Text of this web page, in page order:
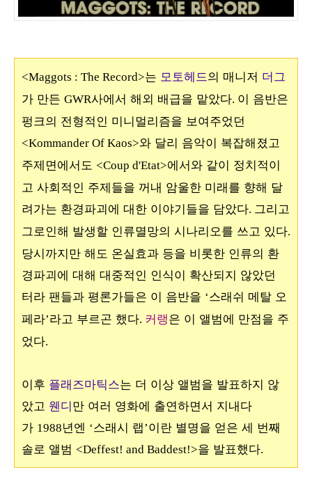
<Maggots : The Record>는 모토헤드의 매니저 더그
가 만든 GWR사에서 해외 배급을 맡았다. 이 음반은
펑크의 전형적인 미니멀리즘을 보여주었던
<Kommander Of Kaos>와 달리 음악이 복잡해졌고
주제면에서도 <Coup d'Etat>에서와 같이 정치적이
고 사회적인 주제들을 꺼내 암울한 미래를 향해 달
려가는 환경파괴에 대한 이야기들을 담았다. 그리고
그로인해 발생할 인류멸망의 시나리오를 쓰고 있다.
당시까지만 해도 온실효과 등을 비롯한 인류의 환
경파괴에 대해 대중적인 인식이 확산되지 않았던
터라 팬들과 평론가들은 이 음반을 ‘스래쉬 메탈 오
페라’라고 부르곤 했다. 커랭은 이 앨범에 만점을 주
었다.
이후 플래즈마틱스는 더 이상 앨범을 발표하지 않
았고 웬디만 여러 영화에 출연하면서 지내다
가 1988년엔 ‘스래시 랩’이란 별명을 얻은 세 번째
솔로 앨범 <Deffest! and Baddest!>을 발표했다.